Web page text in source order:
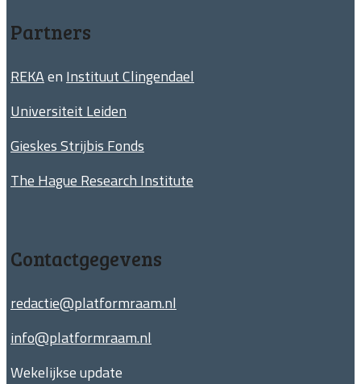
Partners
REKAen Instituut Clingendael
Universiteit Leiden
Gieskes Strijbis Fonds
The Hague Research Institute
Contactgegevens
redactie@platformraam.nl
info@platformraam.nl
Wekelijkse update